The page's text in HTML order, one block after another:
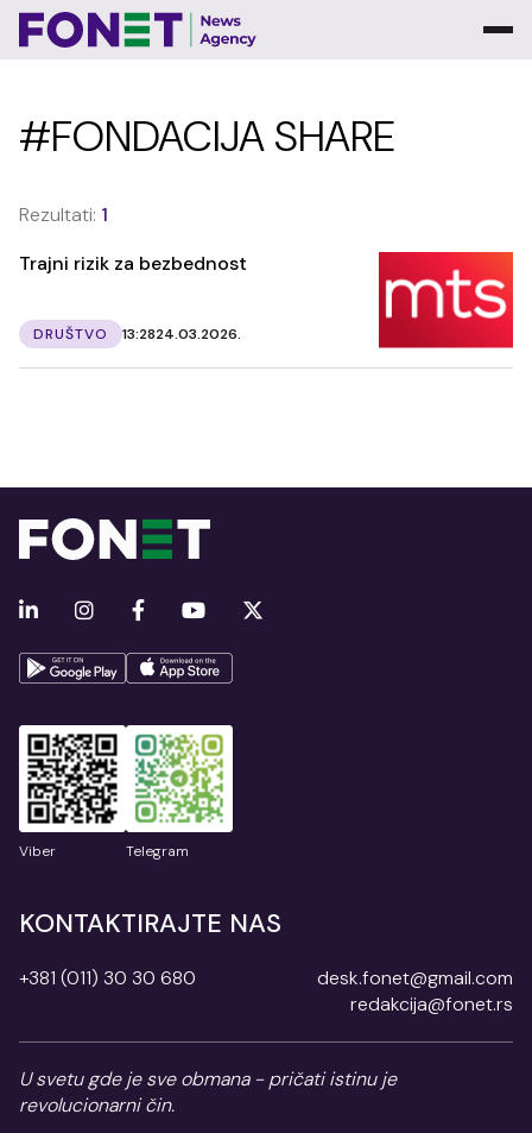
#FONDACIJA SHARE
Rezultati: 1
Trajni rizik za bezbednost
DRUŠTVO 13:2824.03.2026.
Viber Telegram
KONTAKTIRAJTE NAS
+381 (011) 30 30 680
desk.fonet@gmail.com
redakcija@fonet.rs
U svetu gde je sve obmana - pričati istinu je
revolucionarni čin.